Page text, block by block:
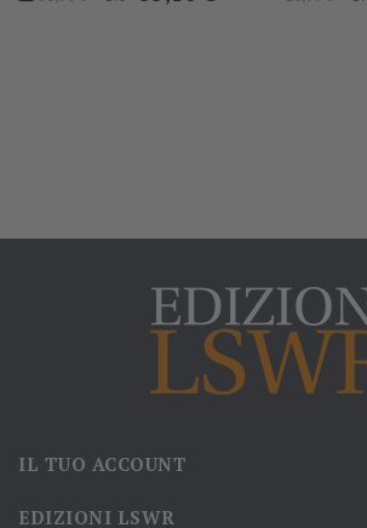
IL TUO ACCOUNT
EDIZIONI LSWR